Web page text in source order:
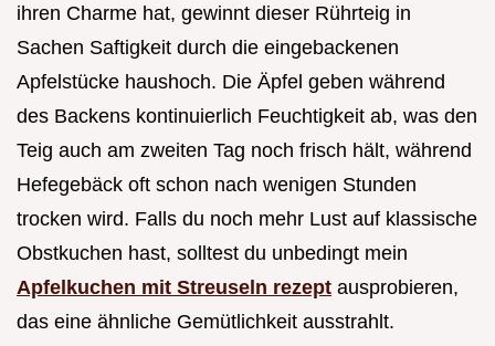
ihren Charme hat, gewinnt dieser Rührteig in
Sachen Saftigkeit durch die eingebackenen
Apfelstücke haushoch. Die Äpfel geben während
des Backens kontinuierlich Feuchtigkeit ab, was den
Teig auch am zweiten Tag noch frisch hält, während
Hefegebäck oft schon nach wenigen Stunden
trocken wird. Falls du noch mehr Lust auf klassische
Obstkuchen hast, solltest du unbedingt mein
Apfelkuchen mit Streuseln rezept ausprobieren,
das eine ähnliche Gemütlichkeit ausstrahlt.